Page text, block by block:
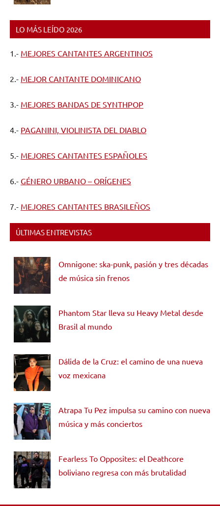
LO MÁS LEÍDO 2026
1.- MEJORES CANTANTES ARGENTINOS
2.- MEJOR CANTANTE DOMINICANO
3.- MEJORES BANDAS DE SYNTHPOP
4.- PAGANINI, VIOLINISTA DEL DIABLO
5.- MEJORES CANTANTES ESPAÑOLES
6.- GÉNERO URBANO – ORÍGENES
7.- MEJORES CANTANTES BRASILEÑOS
ÚLTIMAS ENTREVISTAS
Omnigone: ska-punk, pasión y tres décadas
de música sin frenos
Phantom Star lleva su Heavy Metal desde
Brasil al mundo
Dálida de la Cruz: el camino de una nueva
voz mexicana
Atrapa Tu Pez impulsa su camino con nueva
música y más conciertos
Fearless To Opposites: el Deathcore
boliviano regresa con más brutalidad